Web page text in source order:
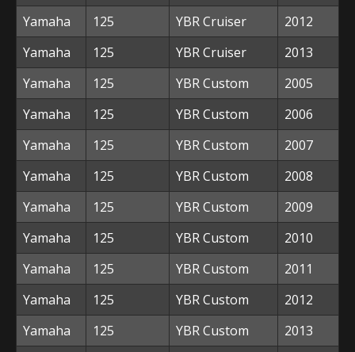
Yamaha
125 YBR Cruiser
2012
Yamaha
125 YBR Cruiser
2013
Yamaha
125 YBR Custom
2005
Yamaha
125 YBR Custom
2006
Yamaha
125 YBR Custom
2007
Yamaha
125 YBR Custom
2008
Yamaha
125 YBR Custom
2009
Yamaha
125 YBR Custom
2010
Yamaha
125 YBR Custom
2011
Yamaha
125 YBR Custom
2012
Yamaha
125 YBR Custom
2013